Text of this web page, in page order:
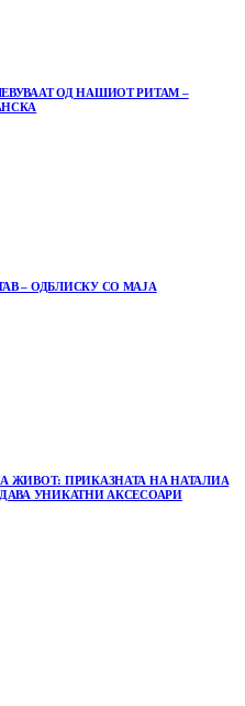
ОД НАШИОТ РИТАМ –
– ОДБЛИСКУ СО МАЈА
ЖИВОТ: ПРИКАЗНАТА НА НАТАЛИА
УНИКАТНИ АКСЕСОАРИ